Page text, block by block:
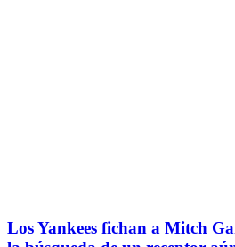
Los Yankees fichan a Mitch